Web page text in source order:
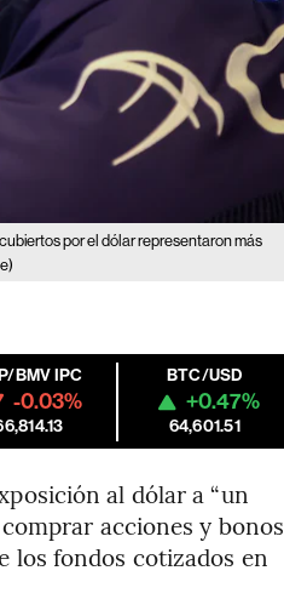
por el dólar representaron más
BMV IPC
-0.03%
BTC/USD
+0.47%
64,601.51
al dólar a “un
acciones y bonos
los fondos cotizados en